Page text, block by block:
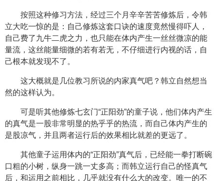
按照这种修习方法，经过三个月辛辛苦苦修炼后，令韩
立大吃一惊的是：自己修炼这套口诀的速度竟然慢得吓人，
自己费了九牛二虎之力，也只能在体内产生一丝丝微凉的能
量流，这丝能量细微的若有若无，不仔细进行内视的话，自
己根本就发现不了。
这大概就是几位教习所说的内家真气吧？韩立自然想当
然的这样认为。
可是听其他修炼七玄门“正阳劲”的童子说，他们体内产生
的真气是一股非常明显的热乎乎的热流，而自己体内产生的
是股凉气，并且两者运行后的效果相比就差的更远了。
其他童子运用体内的“正阳劲”真气后，已经能一拳打断碗
口粗的小树，纵身一跳一丈多高；而韩立运行自己的怪真气
后，和运用之前相比，几乎就没有什么大的改变。唯一的不